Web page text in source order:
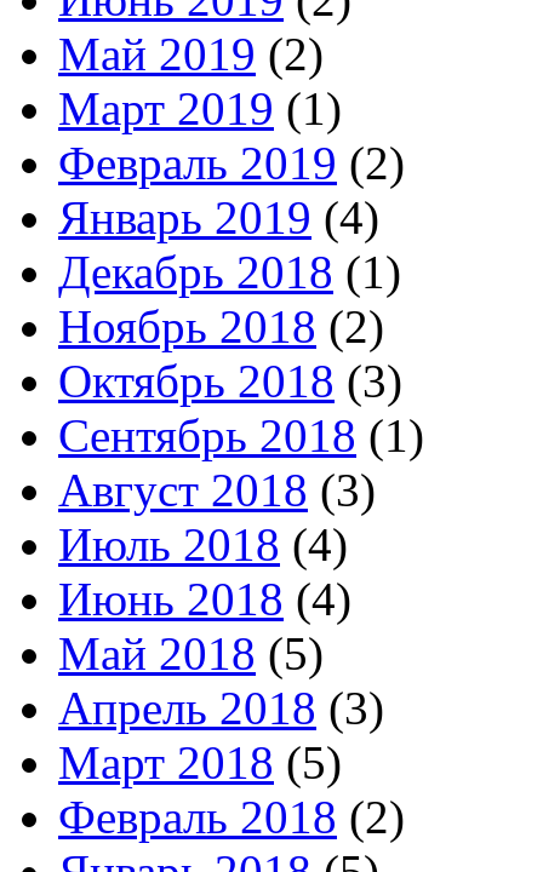
Май 2019 (2)
Март 2019 (1)
Февраль 2019 (2)
Январь 2019 (4)
Декабрь 2018 (1)
Ноябрь 2018 (2)
Октябрь 2018 (3)
Сентябрь 2018 (1)
Август 2018 (3)
Июль 2018 (4)
Июнь 2018 (4)
Май 2018 (5)
Апрель 2018 (3)
Март 2018 (5)
Февраль 2018 (2)